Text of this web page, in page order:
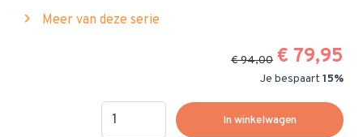
chevron_right Meer van deze serie
€ 94,00 € 79,95
Je bespaart 15%
Hoeveelheid
In winkelwagen